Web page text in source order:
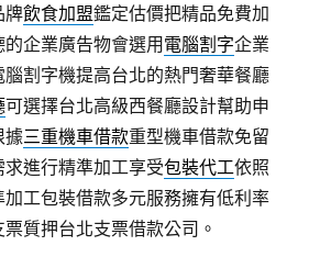
牌飲食加盟鑑定估價把精品免費加
企業廣告物會選用 電腦割字企業
割字機提高台北的熱門奢華餐廳
可選擇台北高級西餐廳設計幫助申
據三重機車借款重型機車借款免留
進行精準加工享受包裝代工依照
工包裝借款多元服務擁有低利率
票質押台北支票借款公司。